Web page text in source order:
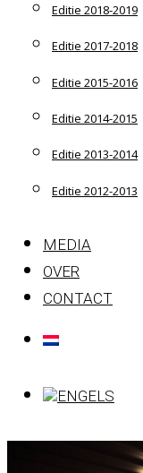
Editie 2018-2019
Editie 2017-2018
Editie 2015-2016
Editie 2014-2015
Editie 2013-2014
Editie 2012-2013
MEDIA
OVER
CONTACT